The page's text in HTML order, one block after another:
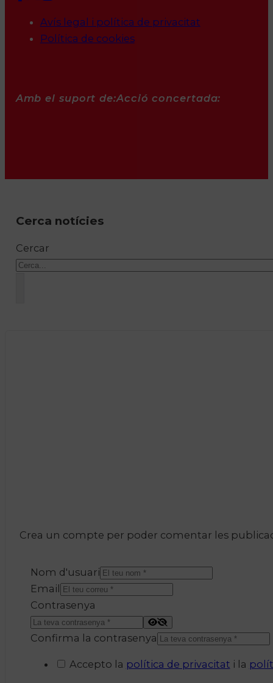
Avís legal i política de privacitat
Política de cookies
Amb el suport de:Acció concertada:
Cerca notícies
Cercar
Crea un compte per poder comentar les
Nom d'usuari
Email
Contrasenya
Confirma la contrasenya
Accepto la política de privacitat i la